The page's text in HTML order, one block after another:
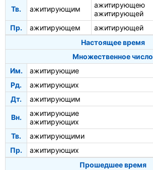
Тв. ажитирующим
ажитирующею
ажитирующей
Пр. ажитирующем ажитирующей
Настоящее время
Множественное число
Им.
ажитирующие
Рд.
ажитирующих
Дт.
ажитирующим
Вн.
ажитирующие
ажитирующих
Тв.
ажитирующими
Пр.
ажитирующих
Прошедшее время